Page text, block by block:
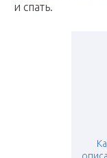
и спать.